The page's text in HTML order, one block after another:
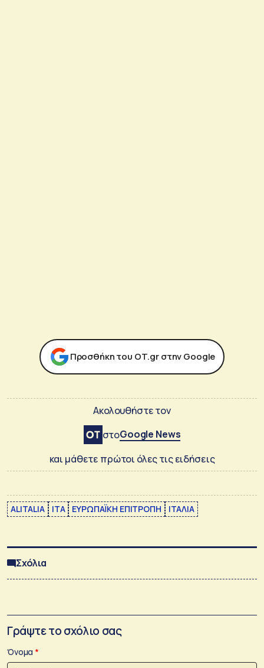
Προσθήκη του ΟΤ.gr στην Google
Ακολουθήστε τον
στοGoogle News
και μάθετε πρώτοι όλες τις ειδήσεις
ALITALIA ITA ΕΥΡΩΠΑΪΚΗ ΕΠΙΤΡΟΠΗ ΙΤΑΛΙΑ
Σχόλια
Γράψτε το σχόλιο σας
Όνομα